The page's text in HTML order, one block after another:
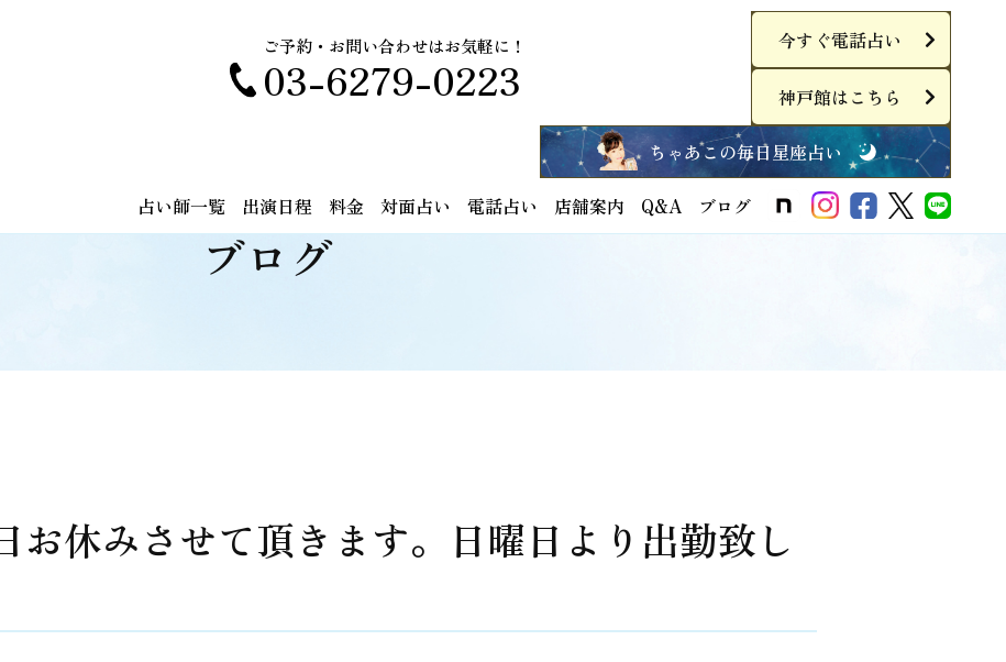
ご予約・お問い合わせはお気軽に！
03-6279-0223
今すぐ電話占い
神戸館はこちら
ちゃあこの毎日星座占い
占い師一覧 出演日程 料金 対面占い 電話占い 店舗案内 Q&A ブログ
ブログ
お休みさせて頂きます。日曜日より出勤致し